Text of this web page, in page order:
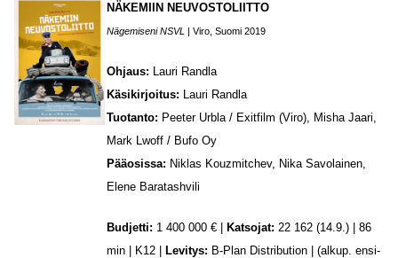
NÄKEMIIN NEUVOSTOLIITTO
Nägemiseni NSVL | Viro, Suomi 2019
Ohjaus: Lauri Randla
Käsikirjoitus: Lauri Randla
Tuotanto: Peeter Urbla / Exitfilm (Viro), Misha Jaari,
Mark Lwoff / Bufo Oy
Pääosissa: Niklas Kouzmitchev, Nika Savolainen,
Elene Baratashvili
Budjetti: 1 400 000 € | Katsojat: 22 162 (14.9.) | 86
min | K12 |
Levitys: B-Plan Distribution | (alkup. ensi-